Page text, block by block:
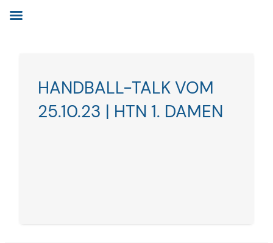
HANDBALL-TALK VOM
25.10.23 | HTN 1. DAMEN